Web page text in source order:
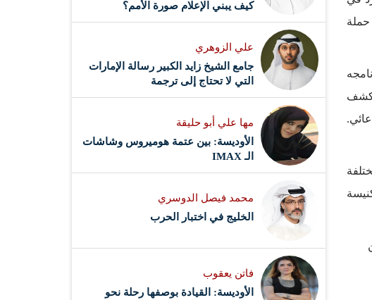
حملة
كشف
كيف يبني الإعلام صورة الأمم؟
علي الزوهري
جامع الشيخ زايد الكبير رسالة الإمارات
التي لا تحتاج إلى ترجمة
مها علي أبو حليقة
الأوديسة: بين عتمة هوميروس وشاشات
الـ IMAX
محمد فيصل الدوسري ​
‏الخليج في اختبار الحرب
فاتن يعقوب
الأوديسة: القيادة بوصفها رحلة نحو